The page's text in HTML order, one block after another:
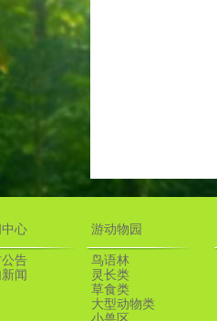
心
公告
闻
游动物园
鸟语林
灵长类
草食类
大型动物类